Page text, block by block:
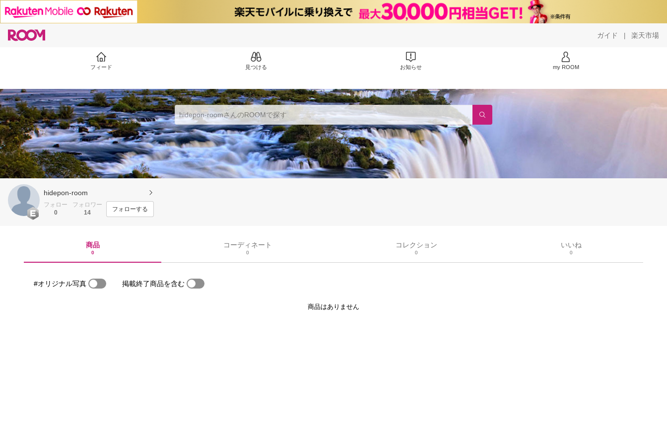
ガイド | 楽天市場
フィード 見つける お知らせ my ROOM
hidepon-room
フォロー
0
フォロワー
14
フォローする
商品
0
コーディネート
0
コレクション
0
いいね
0
#オリジナル写真 掲載終了商品を含む
商品はありません